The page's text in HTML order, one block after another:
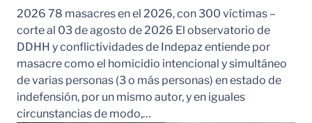
2026 78 masacres en el 2026, con 300 víctimas –
corte al 03 de agosto de 2026 El observatorio de
DDHH y conflictividades de Indepaz entiende por
masacre como el homicidio intencional y simultáneo
de varias personas (3 o más personas) en estado de
indefensión, por un mismo autor, y en iguales
circunstancias de modo,…